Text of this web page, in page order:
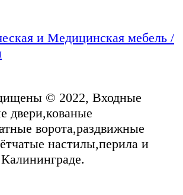
и Медицинская мебель /
© 2022, Входные
двери,кованые
ворота,раздвижные
настилы,перила и